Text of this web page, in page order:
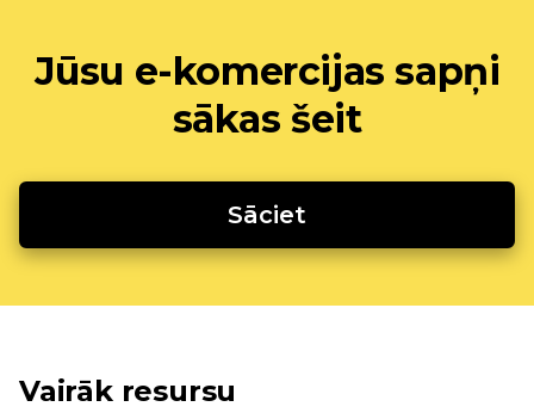
Jūsu e-komercijas sapņi
sākas šeit
Sāciet
Vairāk resursu